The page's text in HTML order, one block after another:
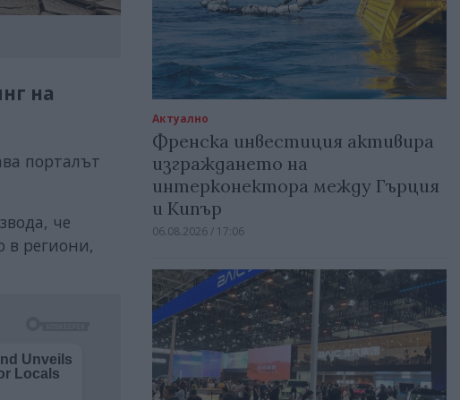
на
порталът
че
в региони,
Актуално
Френска инвестиция активира
изграждането на
интерконектора между Гърция
и Кипър
06.08.2026 / 17:06